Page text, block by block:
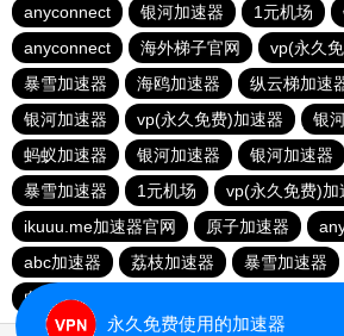
anyconnect
银河加速器 1元机场
anyconnect
海外梯子官网
vp(永久
暴雪加速器
海鸥加速器 纵云梯加速
银河加速器
vp(永久免费)加速器
银
蚂蚁加速器
银河加速器 银河加速器
暴雪加速器
1元机场 vp(永久免费)加
ikuuu.me加速器官网
原子加速器
abc加速器
荔枝加速器 暴雪加速器
白鲸加速器
永久免费使用的加速器